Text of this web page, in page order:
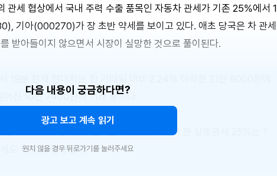
관세 협상에서 국내 주력 수출 품목인 자동차 관세가 기존 25%에서 1
기아(000270)가 장 초반 약세를 보이고 있다. 애초 당국은 차 관세
받아들이지 않으면서 시장이 실망한 것으로 풀이된다.
어진 10만 7400원에 거래 중이다.
결과, 미국이 한국에 8월 1일부터 부과하기로 한 상호관세 25%는 1
도 15%로 결정됐다.
다음 내용이 궁금하다면?
광고 보고 계속 읽기
원치 않을 경우 뒤로가기를 눌러주세요